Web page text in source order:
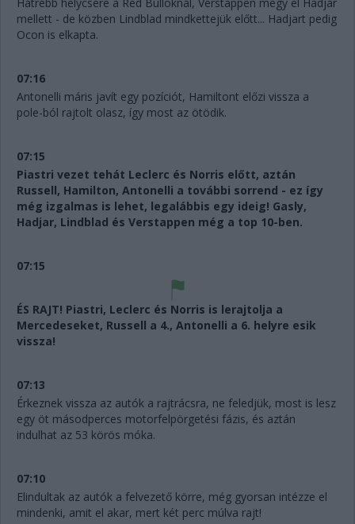
mellett - de közben Lindblad mindkettejük előtt... Hadjart pedig
Ocon is elkapta.
07:16
Antonelli máris javít egy pozíciót, Hamiltont előzi vissza a
pole-ból rajtolt olasz, így most az ötödik.
07:15
Piastri vezet tehát Leclerc és Norris előtt, aztán
Russell, Hamilton, Antonelli a további sorrend - ez így
még izgalmas is lehet, legalábbis egy ideig! Gasly,
Hadjar, Lindblad és Verstappen még a top 10-ben.
07:15
ÉS RAJT! Piastri, Leclerc és Norris is lerajtolja a
Mercedeseket, Russell a 4., Antonelli a 6. helyre esik
vissza!
07:13
Érkeznek vissza az autók a rajtrácsra, ne feledjük, most is lesz
egy öt másodperces motorfelpörgetési fázis, és aztán
indulhat az 53 körös móka.
07:10
Elindultak az autók a felvezető körre, még gyorsan intézze el
mindenki, amit el akar, mert két perc múlva rajt!